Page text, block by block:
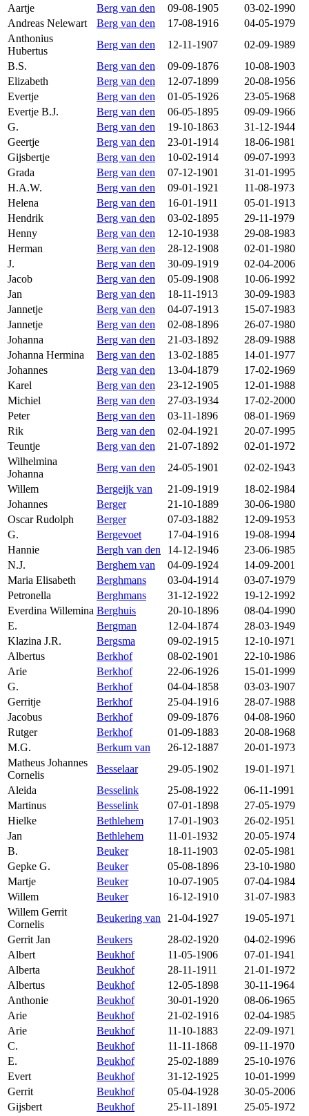
Aartje
Berg van den 09-08-1905
03-02-1990
Andreas Nelewart
Berg van den 17-08-1916
04-05-1979
Anthonius
Hubertus
Berg van den 12-11-1907
02-09-1989
B.S.
Berg van den 09-09-1876
10-08-1903
Elizabeth
Berg van den 12-07-1899
20-08-1956
Evertje
Berg van den 01-05-1926
23-05-1968
Evertje B.J.
Berg van den 06-05-1895
09-09-1966
G.
Berg van den 19-10-1863
31-12-1944
Geertje
Berg van den 23-01-1914
18-06-1981
Gijsbertje
Berg van den 10-02-1914
09-07-1993
Grada
Berg van den 07-12-1901
31-01-1995
H.A.W.
Berg van den 09-01-1921
11-08-1973
Helena
Berg van den 16-01-1911
05-01-1913
Hendrik
Berg van den 03-02-1895
29-11-1979
Henny
Berg van den 12-10-1938
29-08-1983
Herman
Berg van den 28-12-1908
02-01-1980
J.
Berg van den 30-09-1919
02-04-2006
Jacob
Berg van den 05-09-1908
10-06-1992
Jan
Berg van den 18-11-1913
30-09-1983
Jannetje
Berg van den 04-07-1913
15-07-1983
Jannetje
Berg van den 02-08-1896
26-07-1980
Johanna
Berg van den 21-03-1892
28-09-1988
Johanna Hermina
Berg van den 13-02-1885
14-01-1977
Johannes
Berg van den 13-04-1879
17-02-1969
Karel
Berg van den 23-12-1905
12-01-1988
Michiel
Berg van den 27-03-1934
17-02-2000
Peter
Berg van den 03-11-1896
08-01-1969
Rik
Berg van den 02-04-1921
20-07-1995
Teuntje
Berg van den 21-07-1892
02-01-1972
Wilhelmina
Johanna
Berg van den 24-05-1901
02-02-1943
Willem
Bergeijk van 21-09-1919
18-02-1984
Johannes
Berger 21-10-1889
30-06-1980
Oscar Rudolph
Berger 07-03-1882
12-09-1953
G.
Bergevoet 17-04-1916
19-08-1994
Hannie
Bergh van den 14-12-1946
23-06-1985
N.J.
Berghem van 04-09-1924
14-09-2001
Maria Elisabeth
Berghmans 03-04-1914
03-07-1979
Petronella
Berghmans 31-12-1922
19-12-1992
Everdina Willemina Berghuis 20-10-1896
08-04-1990
E.
Bergman 12-04-1874
28-03-1949
Klazina J.R.
Bergsma 09-02-1915
12-10-1971
Albertus
Berkhof 08-02-1901
22-10-1986
Arie
Berkhof 22-06-1926
15-01-1999
G.
Berkhof 04-04-1858
03-03-1907
Gerritje
Berkhof 25-04-1916
28-07-1988
Jacobus
Berkhof 09-09-1876
04-08-1960
Rutger
Berkhof 01-09-1883
20-08-1968
M.G.
Berkum van 26-12-1887
20-01-1973
Matheus Johannes
Cornelis
Besselaar 29-05-1902
19-01-1971
Aleida
Besselink 25-08-1922
06-11-1991
Martinus
Besselink 07-01-1898
27-05-1979
Hielke
Bethlehem 17-01-1903
26-02-1951
Jan
Bethlehem 11-01-1932
20-05-1974
B.
Beuker 18-11-1903
02-05-1981
Gepke G.
Beuker 05-08-1896
23-10-1980
Martje
Beuker 10-07-1905
07-04-1984
Willem
Beuker 16-12-1910
31-07-1983
Willem Gerrit
Cornelis
Beukering van 21-04-1927
19-05-1971
Gerrit Jan
Beukers 28-02-1920
04-02-1996
Albert
Beukhof 11-05-1906
07-01-1941
Alberta
Beukhof 28-11-1911
21-01-1972
Albertus
Beukhof 12-05-1898
30-11-1964
Anthonie
Beukhof 30-01-1920
08-06-1965
Arie
Beukhof 21-02-1916
02-04-1985
Arie
Beukhof 11-10-1883
22-09-1971
C.
Beukhof 11-11-1868
09-11-1970
E.
Beukhof 25-02-1889
25-10-1976
Evert
Beukhof 31-12-1925
10-01-1999
Gerrit
Beukhof 05-04-1928
30-05-2006
Gijsbert
Beukhof 25-11-1891 25-05-1972